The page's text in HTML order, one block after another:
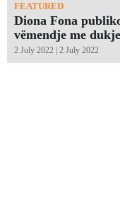
FEATURED
Diona Fona
vëmendje me
2 July 2022 | 2 July 2022